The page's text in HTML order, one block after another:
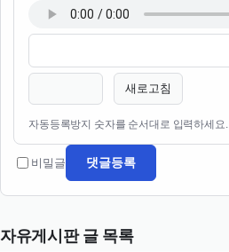
새로고침
자동등록방지 숫자를 순서대로 입력하세요.
비밀글 댓글등록
자유게시판 글 목록